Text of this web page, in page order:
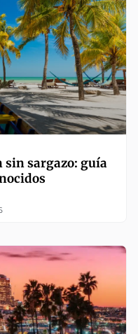
sin sargazo: guía